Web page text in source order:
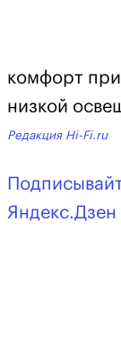
комфорт при
низкой
Редакция Hi-Fi.ru
Яндекс.Дзен